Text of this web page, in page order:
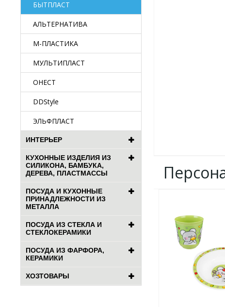
БЫТПЛАСТ
АЛЬТЕРНАТИВА
М-ПЛАСТИКА
МУЛЬТИПЛАСТ
ОНЕСТ
DDStyle
ЭЛЬФПЛАСТ
ИНТЕРЬЕР
КУХОННЫЕ ИЗДЕЛИЯ ИЗ
СИЛИКОНА, БАМБУКА,
ДЕРЕВА, ПЛАСТМАССЫ
ПОСУДА И КУХОННЫЕ
ПРИНАДЛЕЖНОСТИ ИЗ
МЕТАЛЛА
ПОСУДА ИЗ СТЕКЛА И
СТЕКЛОКЕРАМИКИ
ПОСУДА ИЗ ФАРФОРА,
КЕРАМИКИ
ХОЗТОВАРЫ
ИЗБРАННОЕ